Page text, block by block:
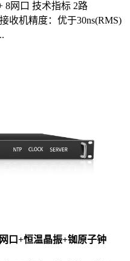
8网口 技术指标 2路
收机精度：优于30ns(RMS)
口+恒温晶振+铷原子钟